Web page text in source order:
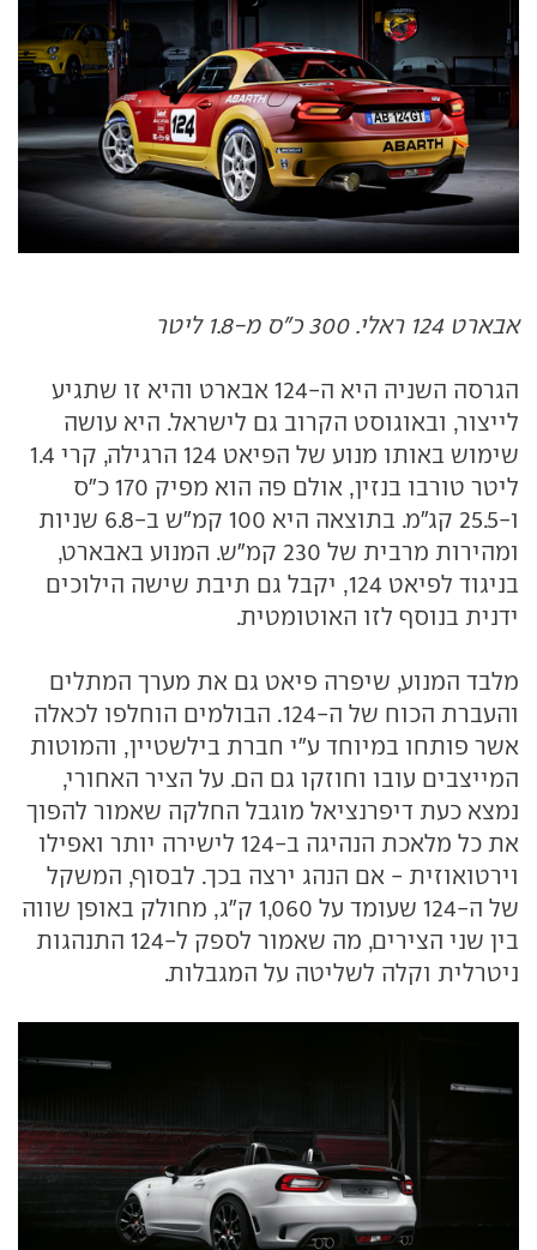
אבארט 124 ראלי. 300 כ"ס מ-1.8 ליטר
הגרסה השניה היא ה-124 אבארט והיא זו שתגיע
לייצור, ובאוגוסט הקרוב גם לישראל. היא עושה
שימוש באותו מנוע של הפיאט 124 הרגילה, קרי 1.4
ליטר טורבו בנזין, אולם פה הוא מפיק 170 כ"ס
ו-25.5 קג"מ. בתוצאה היא 100 קמ"ש ב-6.8 שניות
ומהירות מרבית של 230 קמ"ש. המנוע באבארט,
בניגוד לפיאט 124, יקבל גם תיבת שישה הילוכים
ידנית בנוסף לזו האוטומטית.
מלבד המנוע, שיפרה פיאט גם את מערך המתלים
והעברת הכוח של ה-124. הבולמים הוחלפו לכאלה
אשר פותחו במיוחד ע"י חברת בילשטיין, והמוטות
המייצבים עובו וחוזקו גם הם. על הציר האחורי,
נמצא כעת דיפרנציאל מוגבל החלקה שאמור להפוך
את כל מלאכת הנהיגה ב-124 לישירה יותר ואפילו
וירטואוזית - אם הנהג ירצה בכך. לבסוף, המשקל
של ה-124 שעומד על 1,060 ק"ג, מחולק באופן שווה
בין שני הצירים, מה שאמור לספק ל-124 התנהגות
ניטרלית וקלה לשליטה על המגבלות.